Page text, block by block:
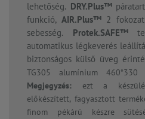
lehetőség. DRY.Plus™
funkció, AIR.Plus™2
sebesség. Protek.SAFE™
automatikus légkeverés
biztonságos külső üveg
TG305 alumínium
Megjegyzés: ezt a
előkészített, fagyasztott
finom pékárú készre